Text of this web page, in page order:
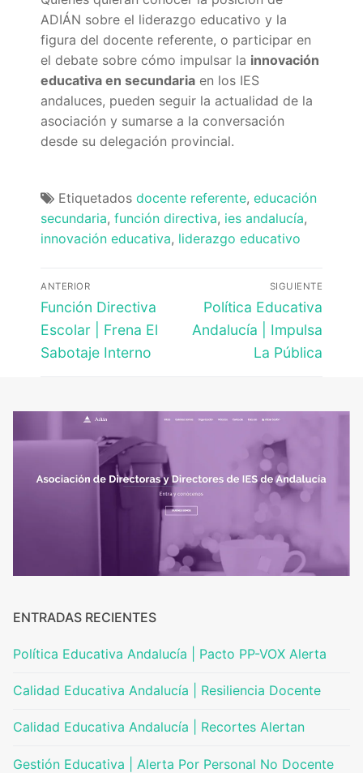
ADIÁN sobre el liderazgo educativo y la
figura del docente referente, o participar en
el debate sobre cómo impulsar la innovación
educativa en secundaria en los IES
andaluces, pueden seguir la actualidad de la
asociación y sumarse a la conversación
desde su delegación provincial.
Etiquetados docente referente, educación
secundaria, función directiva, ies andalucía,
innovación educativa, liderazgo educativo
Navegación
de
entradas
ANTERIOR
Entrada
anterior:
Función Directiva
Escolar | Frena El
Sabotaje Interno
SIGUIENTE
Entrada
siguiente:
Política Educativa
Andalucía | Impulsa
La Pública
ENTRADAS RECIENTES
Política Educativa Andalucía | Pacto PP-VOX Alerta
Calidad Educativa Andalucía | Resiliencia Docente
Calidad Educativa Andalucía | Recortes Alertan
Gestión Educativa | Alerta Por Personal No Docente